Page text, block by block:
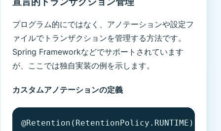
プログラム的にではなく、アノテーションや設定フ
ァイルでトランザクションを管理する方法です。
Spring Frameworkなどでサポートされています
が、ここでは独自実装の例を示します。
カスタムアノテーションの定義
@Retention(RetentionPolicy.RUNTIME)